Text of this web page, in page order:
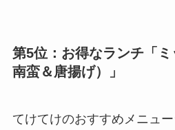
第5位：お得なランチ「
南蛮＆唐揚げ）」
てけてけのおすすめメニュー